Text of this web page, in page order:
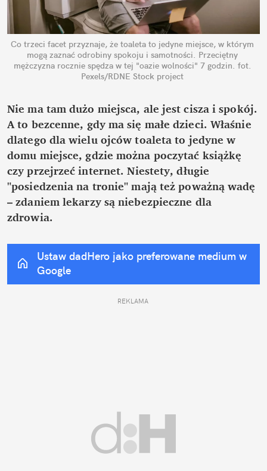
Co trzeci facet przyznaje, że toaleta to jedyne miejsce, w którym
mogą zaznać odrobiny spokoju i samotności. Przeciętny
mężczyzna rocznie spędza w tej "oazie wolności" 7 godzin. fot.
Pexels/RDNE Stock project
Nie ma tam dużo miejsca, ale jest cisza i spokój.
A to bezcenne, gdy ma się małe dzieci. Właśnie
dlatego dla wielu ojców toaleta to jedyne w
domu miejsce, gdzie można poczytać książkę
czy przejrzeć internet. Niestety, długie
"posiedzenia na tronie" mają też poważną wadę
– zdaniem lekarzy są niebezpieczne dla
zdrowia.
Ustaw dadHero jako preferowane medium w
Google
REKLAMA